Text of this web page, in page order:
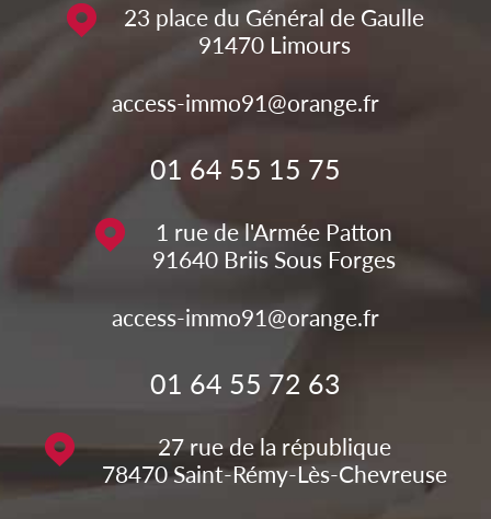
23 place du Général de Gaulle
91470 Limours
access-immo91@orange.fr
01 64 55 15 75
1 rue de l'Armée Patton
91640 Briis Sous Forges
access-immo91@orange.fr
01 64 55 72 63
27 rue de la république
78470 Saint-Rémy-Lès-Chevreuse